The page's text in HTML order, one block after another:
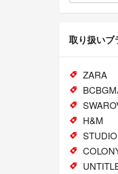
取り扱いブ
ZARA
H&M